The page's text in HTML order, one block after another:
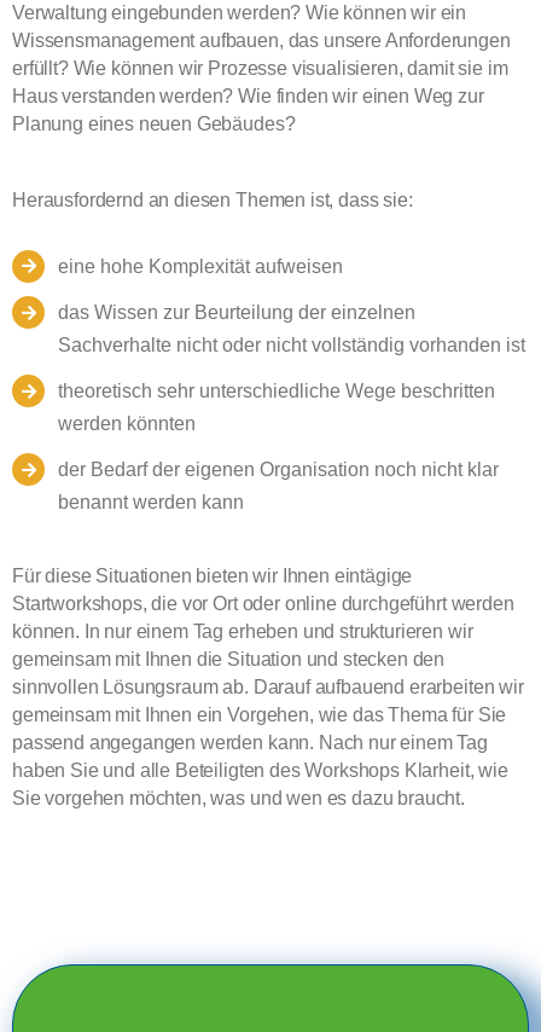
Verwaltung eingebunden werden? Wie können wir ein
Wissensmanagement aufbauen, das unsere Anforderungen
erfüllt? Wie können wir Prozesse visualisieren, damit sie im
Haus verstanden werden? Wie finden wir einen Weg zur
Planung eines neuen Gebäudes?
Herausfordernd an diesen Themen ist, dass sie:
eine hohe Komplexität aufweisen
das Wissen zur Beurteilung der einzelnen
Sachverhalte nicht oder nicht vollständig vorhanden ist
theoretisch sehr unterschiedliche Wege beschritten
werden könnten
der Bedarf der eigenen Organisation noch nicht klar
benannt werden kann
Für diese Situationen bieten wir Ihnen eintägige
Startworkshops, die vor Ort oder online durchgeführt werden
können. In nur einem Tag erheben und strukturieren wir
gemeinsam mit Ihnen die Situation und stecken den
sinnvollen Lösungsraum ab. Darauf aufbauend erarbeiten wir
gemeinsam mit Ihnen ein Vorgehen, wie das Thema für Sie
passend angegangen werden kann. Nach nur einem Tag
haben Sie und alle Beteiligten des Workshops Klarheit, wie
Sie vorgehen möchten, was und wen es dazu braucht.